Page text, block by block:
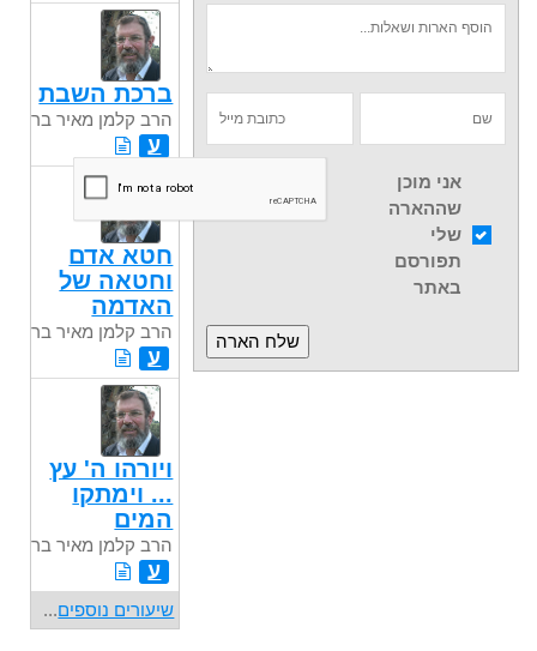
אני מוכן
שההארה
שלי
תפורסם
באתר
ברכת השבת
הרב קלמן מאיר בר
ע
חטא אדם
וחטאה של
האדמה
הרב קלמן מאיר בר
ע
ויורהו ה' עץ
... וימתקו
המים
הרב קלמן מאיר בר
ע
שיעורים נוספים...